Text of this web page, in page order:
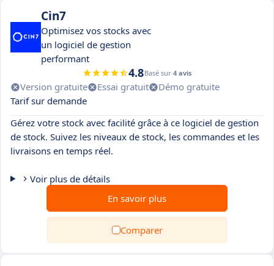
Cin7
Optimisez vos stocks avec
un logiciel de gestion
performant
4.8Basé sur 4 avis
Version gratuite Essai gratuit
Démo gratuite
Tarif sur demande
Gérez votre stock avec facilité grâce à ce logiciel de gestion
de stock. Suivez les niveaux de stock, les commandes et les
livraisons en temps réel.
Voir plus de détails
En savoir plus
Comparer